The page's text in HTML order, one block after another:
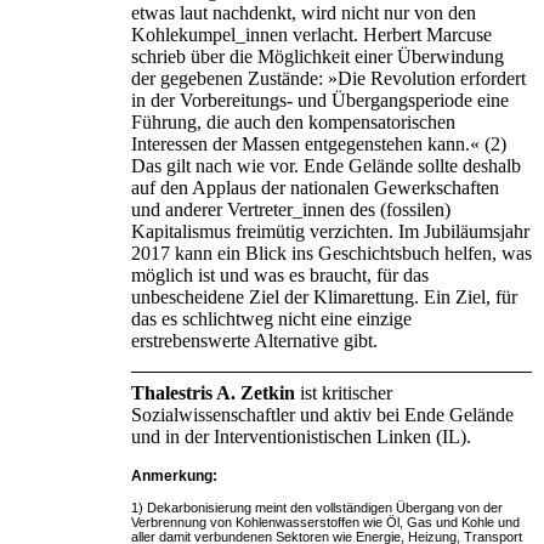
etwas laut nachdenkt, wird nicht nur von den
Kohlekumpel_innen verlacht. Herbert Marcuse
schrieb über die Möglichkeit einer Überwindung
der gegebenen Zustände: »Die Revolution erfordert
in der Vorbereitungs- und Übergangsperiode eine
Führung, die auch den kompensatorischen
Interessen der Massen entgegenstehen kann.« (2)
Das gilt nach wie vor. Ende Gelände sollte deshalb
auf den Applaus der nationalen Gewerkschaften
und anderer Vertreter_innen des (fossilen)
Kapitalismus freimütig verzichten. Im Jubiläumsjahr
2017 kann ein Blick ins Geschichtsbuch helfen, was
möglich ist und was es braucht, für das
unbescheidene Ziel der Klimarettung. Ein Ziel, für
das es schlichtweg nicht eine einzige
erstrebenswerte Alternative gibt.
Thalestris A. Zetkin ist kritischer
Sozialwissenschaftler und aktiv bei Ende Gelände
und in der Interventionistischen Linken (IL).
Anmerkung:
1) Dekarbonisierung meint den vollständigen Übergang von der
Verbrennung von Kohlenwasserstoffen wie Öl, Gas und Kohle und
aller damit verbundenen Sektoren wie Energie, Heizung, Transport